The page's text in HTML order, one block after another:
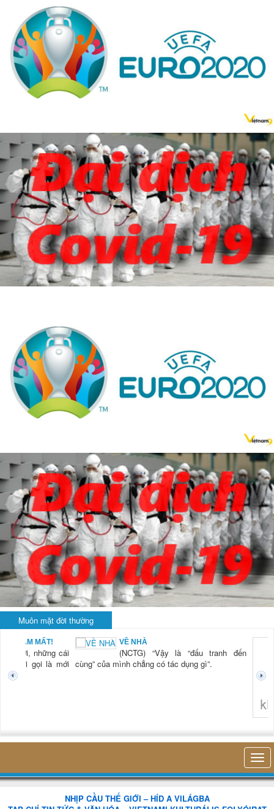
Muôn mặt đời thường
NAM MẤT!
“Xời, những cái
mới gọi là mới
VỀ NHÀ
(NCTG) “Vậy là “đấu tranh đến
cùng” của mình chẳng có tác dụng gì”.
NHỊP CẦU THẾ GIỚI – HÍD A VILÁGBA